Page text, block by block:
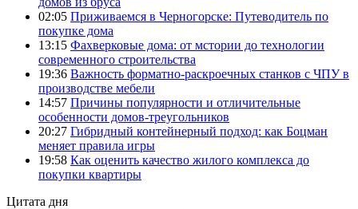
02:05 Приживаемся в Черногорске: Путеводитель по
покупке дома
13:15 Фахверковые дома: от мстории до технологии
современного строительства
19:36 Важность форматно-раскроечных станков с ЧПУ в
производстве мебели
14:57 Причины популярности и отличительные
особенности домов-треугольников
20:27 Гибридный контейнерный подход: как Боцман
меняет правила игры
19:58 Как оценить качество жилого комплекса до
покупки квартиры
Цитата дня